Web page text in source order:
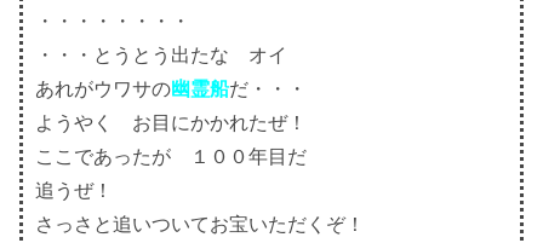
・・・・・・・・
・・・とうとう出たな オイ
あれがウワサの幽霊船だ・・・
ようやく お目にかかれたぜ！
ここであったが １００年目だ
追うぜ！
さっさと追いついてお宝いただくぞ！